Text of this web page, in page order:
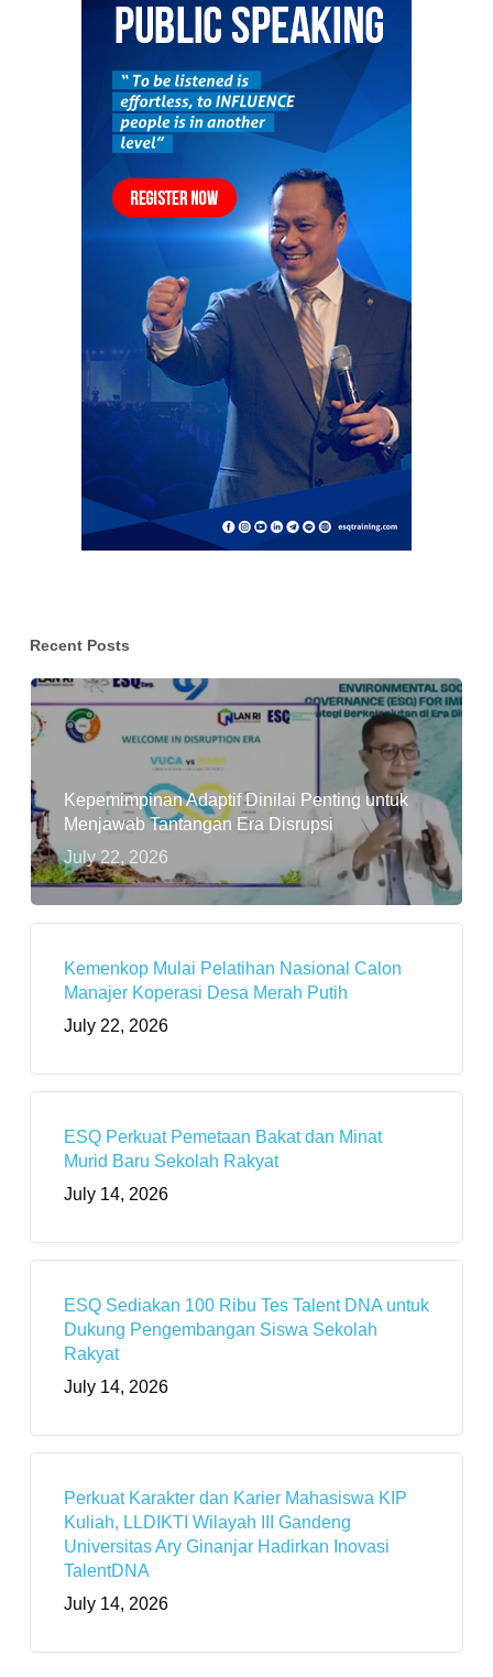
Recent Posts
Kepemimpinan Adaptif Dinilai Penting untuk
Menjawab Tantangan Era Disrupsi
July 22, 2026
Kemenkop Mulai Pelatihan Nasional Calon
Manajer Koperasi Desa Merah Putih
July 22, 2026
ESQ Perkuat Pemetaan Bakat dan Minat
Murid Baru Sekolah Rakyat
July 14, 2026
ESQ Sediakan 100 Ribu Tes Talent DNA untuk
Dukung Pengembangan Siswa Sekolah
Rakyat
July 14, 2026
Perkuat Karakter dan Karier Mahasiswa KIP
Kuliah, LLDIKTI Wilayah III Gandeng
Universitas Ary Ginanjar Hadirkan Inovasi
TalentDNA
July 14, 2026